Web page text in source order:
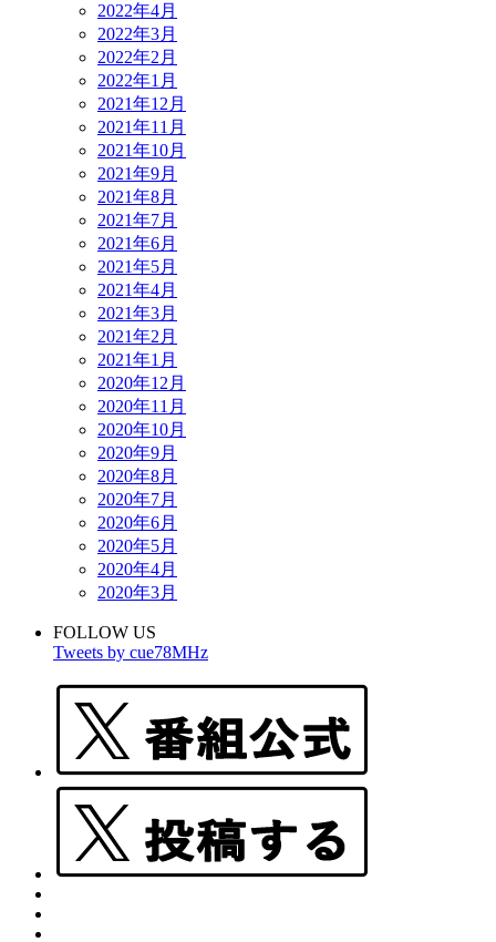
2022年4月
2022年3月
2022年2月
2022年1月
2021年12月
2021年11月
2021年10月
2021年9月
2021年8月
2021年7月
2021年6月
2021年5月
2021年4月
2021年3月
2021年2月
2021年1月
2020年12月
2020年11月
2020年10月
2020年9月
2020年8月
2020年7月
2020年6月
2020年5月
2020年4月
2020年3月
FOLLOW US
Tweets by cue78MHz